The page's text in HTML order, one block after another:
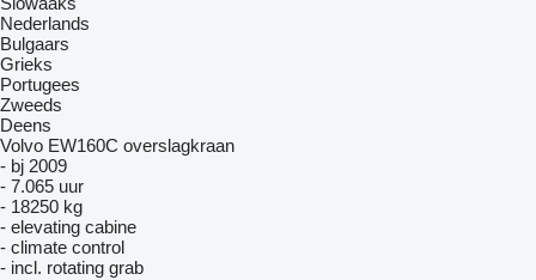
Nederlands
Bulgaars
Grieks
Portugees
Zweeds
Deens
Volvo EW160C overslagkraan
- bj 2009
- 7.065 uur
- 18250 kg
- elevating cabine
- climate control
- incl. rotating grab